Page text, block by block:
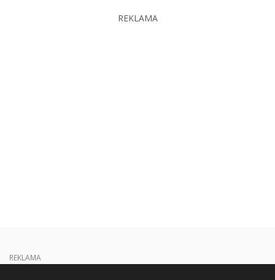
REKLAMA
REKLAMA